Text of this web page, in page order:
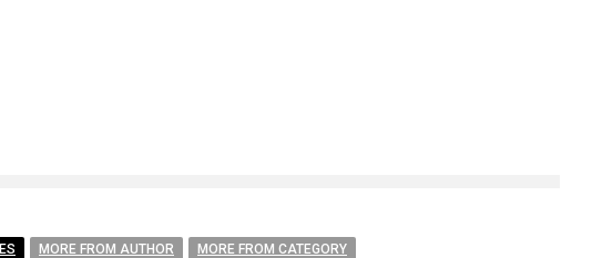
MORE FROM AUTHOR MORE FROM CATEGORY